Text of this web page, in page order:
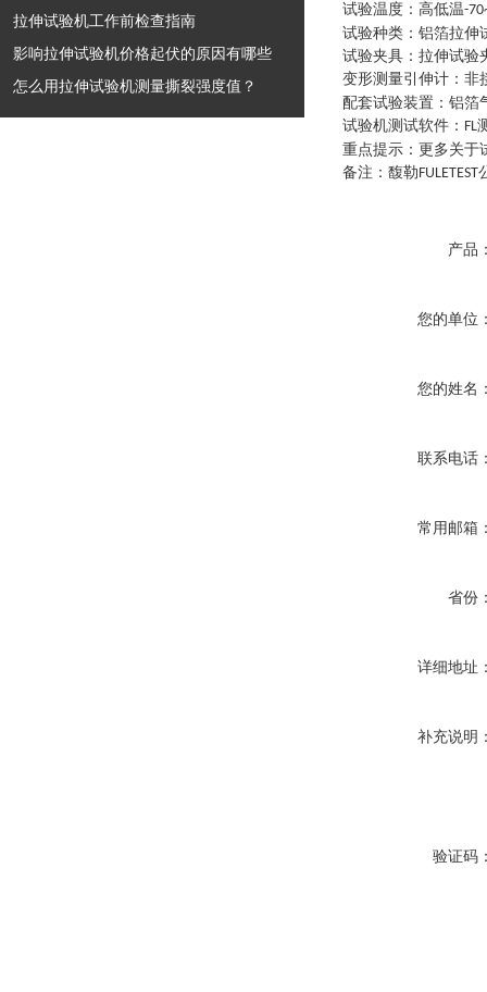
拉伸试验机工作前检查指南
影响拉伸试验机价格起伏的原因有哪些
怎么用拉伸试验机测量撕裂强度值？
试验温度 ： 高低温-
试验种类 ： 铝箔拉伸
试验夹具 ： 拉伸试验
变形测量引伸计 ： 非
配套试验装置 ： 铝箔
试验机测试软件 ： FL
重点提示 ： 更多关于
备注：馥勒FULETEST
产品
您的单位
您的姓名
联系电话
常用邮箱
省份
详细地址
补充说明
验证码